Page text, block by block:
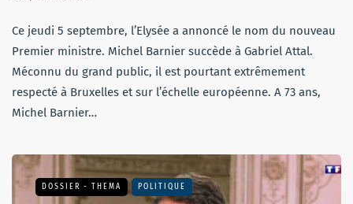
Ce jeudi 5 septembre, l’Elysée a annoncé le nom du nouveau
Premier ministre. Michel Barnier succède à Gabriel Attal.
Méconnu du grand public, il est pourtant extrêmement
respecté à Bruxelles et sur l’échelle européenne. A 73 ans,
Michel Barnier…
DOSSIER - THEMA POLITIQUE